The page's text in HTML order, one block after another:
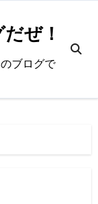
ぜ！
ブログで